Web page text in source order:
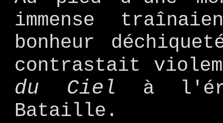
immense
bonheur
contrastait
du Ciel à
Bataille.